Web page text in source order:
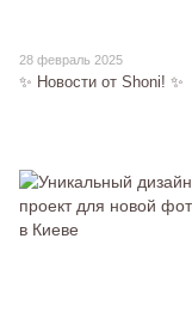
28 февраль 2025
✨ Новости от Shoni! ✨